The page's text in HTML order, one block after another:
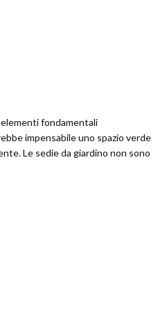
fondamentali
impensabile uno spazio verde
Le sedie da giardino non sono